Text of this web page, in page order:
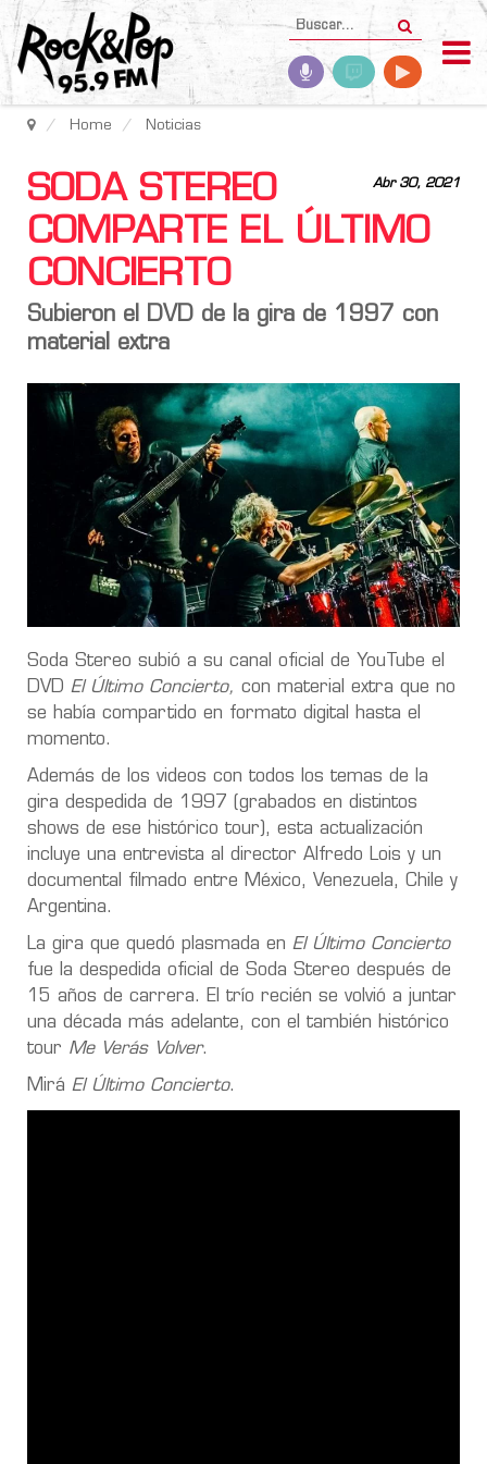
Home Noticias
Abr 30, 2021
SODA STEREO
COMPARTE EL ÚLTIMO
CONCIERTO
Subieron el DVD de la gira de 1997 con
material extra
Soda Stereo subió a su canal oficial de YouTube el
DVD El Último Concierto, con material extra que no
se había compartido en formato digital hasta el
momento.
Además de los videos con todos los temas de la
gira despedida de 1997 (grabados en distintos
shows de ese histórico tour), esta actualización
incluye una entrevista al director Alfredo Lois y un
documental filmado entre México, Venezuela, Chile y
Argentina.
La gira que quedó plasmada en El Último Concierto
fue la despedida oficial de Soda Stereo después de
15 años de carrera. El trío recién se volvió a juntar
una década más adelante, con el también histórico
tour Me Verás Volver.
Mirá El Último Concierto.